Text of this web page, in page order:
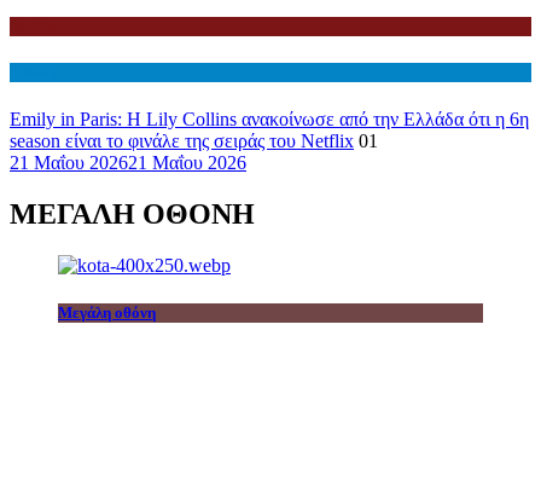
Emily in Paris: Η Lily Collins ανακοίνωσε από την Ελλάδα ότι η 6η
season είναι το φινάλε της σειράς του Netflix 01
21 Μαΐου 202621 Μαΐου 2026
ΜΕΓΑΛΗ ΟΘΟΝΗ
Μεγάλη οθόνη